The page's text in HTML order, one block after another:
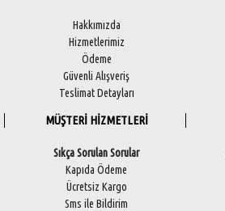
Hakkımızda
Hizmetlerimiz
Ödeme
Güvenli Alışveriş
Teslimat Detayları
MÜŞTERİ HİZMETLERİ
Sıkça Sorulan Sorular
Kapıda Ödeme
Ücretsiz Kargo
Sms ile Bildirim